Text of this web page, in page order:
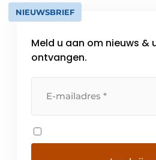
NIEUWSBRIEF
Meld u aan om nieuws &
ontvangen.